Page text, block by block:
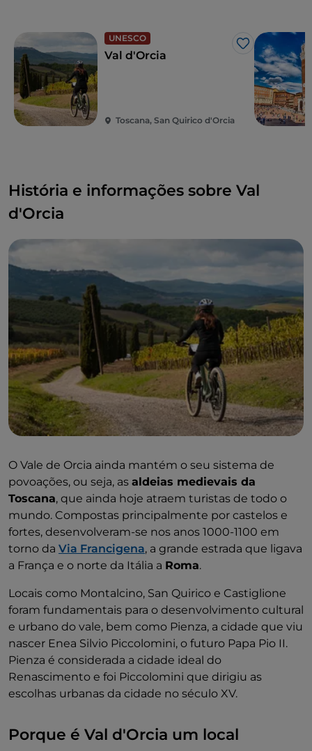
famosas especialidades enogastronómicas.
UNESCO
Gosto
Val d'Orcia
Toscana, San Quirico d'Orcia
História e informações sobre Val
d'Orcia
O Vale de Orcia ainda mantém o seu sistema de
povoações, ou seja, as aldeias medievais da
Toscana, que ainda hoje atraem turistas de todo o
mundo. Compostas principalmente por castelos e
fortes, desenvolveram-se nos anos 1000-1100 em
torno da Via Francigena, a grande estrada que ligava
a França e o norte da Itália a Roma.
Locais como Montalcino, San Quirico e Castiglione
foram fundamentais para o desenvolvimento cultural
e urbano do vale, bem como Pienza, a cidade que viu
nascer Enea Silvio Piccolomini, o futuro Papa Pio II.
Pienza é considerada a cidade ideal do
Renascimento e foi Piccolomini que dirigiu as
escolhas urbanas da cidade no século XV.
Porque é Val d'Orcia um local